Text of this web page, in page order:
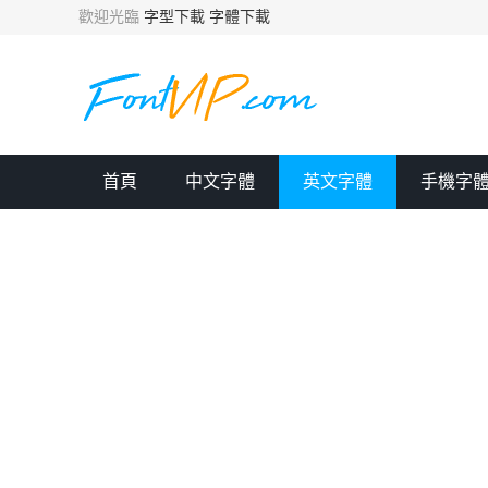
歡迎光臨 字型下載 字體下載
首頁 中文字體 英文字體 手機字